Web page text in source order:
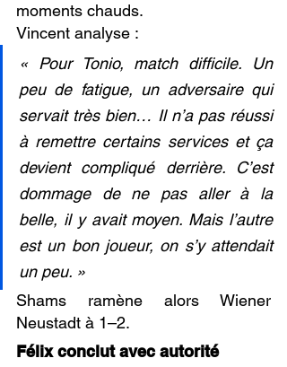
moments chauds.
Vincent analyse :
« Pour Tonio, match difficile. Un
peu de fatigue, un adversaire qui
servait très bien… Il n’a pas réussi
à remettre certains services et ça
devient compliqué derrière. C’est
dommage de ne pas aller à la
belle, il y avait moyen. Mais l’autre
est un bon joueur, on s’y attendait
un peu. »
Shams ramène alors Wiener
Neustadt à 1–2.
Félix conclut avec autorité